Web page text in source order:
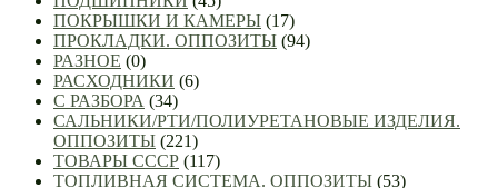
ПОКРЫШКИ И КАМЕРЫ (17)
ПРОКЛАДКИ. ОППОЗИТЫ (94)
РАЗНОЕ (0)
РАСХОДНИКИ (6)
С РАЗБОРА (34)
САЛЬНИКИ/РТИ/ПОЛИУРЕТАНОВЫЕ ИЗДЕЛИЯ.
ОППОЗИТЫ (221)
ТОВАРЫ СССР (117)
ТОПЛИВНАЯ СИСТЕМА. ОППОЗИТЫ (53)